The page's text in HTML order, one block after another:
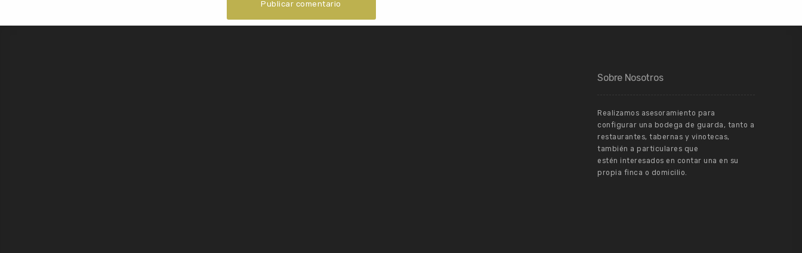
Sobre Nosotros
Realizamos asesoramiento para
configurar una bodega de guarda, tanto a
restaurantes, tabernas y vinotecas,
también a particulares que
estén interesados en contar una en su
propia finca o domicilio.